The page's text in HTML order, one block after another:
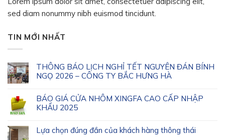
sed diam nonummy nibh euismod tincidunt.
TIN MỚI NHẤT
THÔNG BÁO LỊCH NGHỈ TẾT NGUYÊN ĐÁN BÍNH
NGỌ 2026 – CÔNG TY BẮC HƯNG HÀ
BÁO GIÁ CỬA NHÔM XINGFA CAO CẤP NHẬP
KHẨU 2025
Lựa chọn đúng đắn của khách hàng thông thái